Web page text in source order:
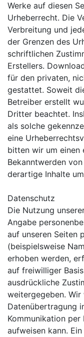
Werke auf diesen
Urheberrecht. Die
Verbreitung und
der Grenzen des
schriftlichen
Erstellers.
für den privaten,
gestattet. Soweit
Betreiber erstellt
Dritter beachtet.
als solche
eine
bitten wir um einen
Bekanntwerden
derartige Inhalte
Datenschutz
Die Nutzung
Angabe
auf unseren Seiten
(beispielsweise
erhoben werden,
auf freiwilliger
ausdrückliche
weitergegeben.
Datenübertragung
Kommunikation
aufweisen kann.